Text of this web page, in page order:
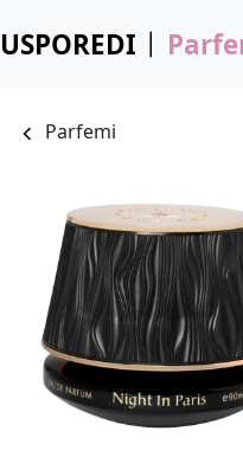
USPOREDI
Parfemi